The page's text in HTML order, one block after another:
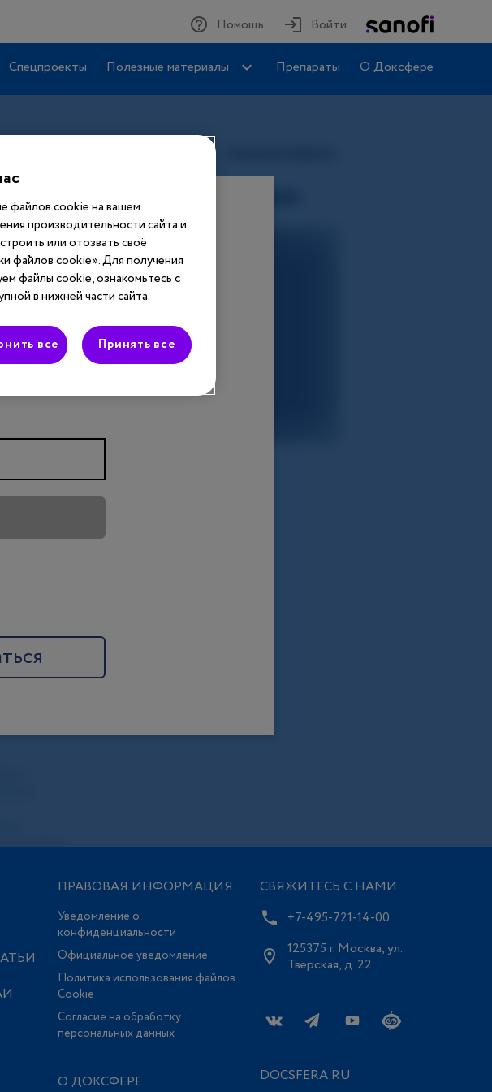
Помощь Войти
Спецпроекты Полезные материалы Препараты О Доксфере
после
ПРАВОВАЯ ИНФОРМАЦИЯ
Уведомление о
конфиденциальности
Официальное уведомление
Политика использования файлов
Сookie
Согласие на обработку
персональных данных
О ДОКСФЕРЕ
СВЯЖИТЕСЬ С НАМИ
+7-495-721-14-00
125375 г. Москва, ул.
Тверская, д. 22
DOCSFERA.RU
файлов cookie на вашем
производительности сайта и
или отозвать своё
файлов cookie». Для получения
файлы cookie, ознакомьтесь с
в нижней части сайта.
все Принять все